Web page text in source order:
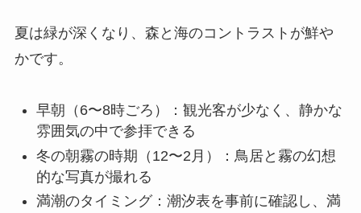
夏は緑が深くなり、森と海のコントラストが鮮や
かです。
早朝（6〜8時ごろ）：観光客が少なく、静かな
雰囲気の中で参拝できる
冬の朝霧の時期（12〜2月）：鳥居と霧の幻想
的な写真が撮れる
満潮のタイミング：潮汐表を事前に確認し、満